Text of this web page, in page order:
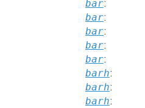
bar:
bar:
bar:
bar:
bar:
barh:
barh:
barh: